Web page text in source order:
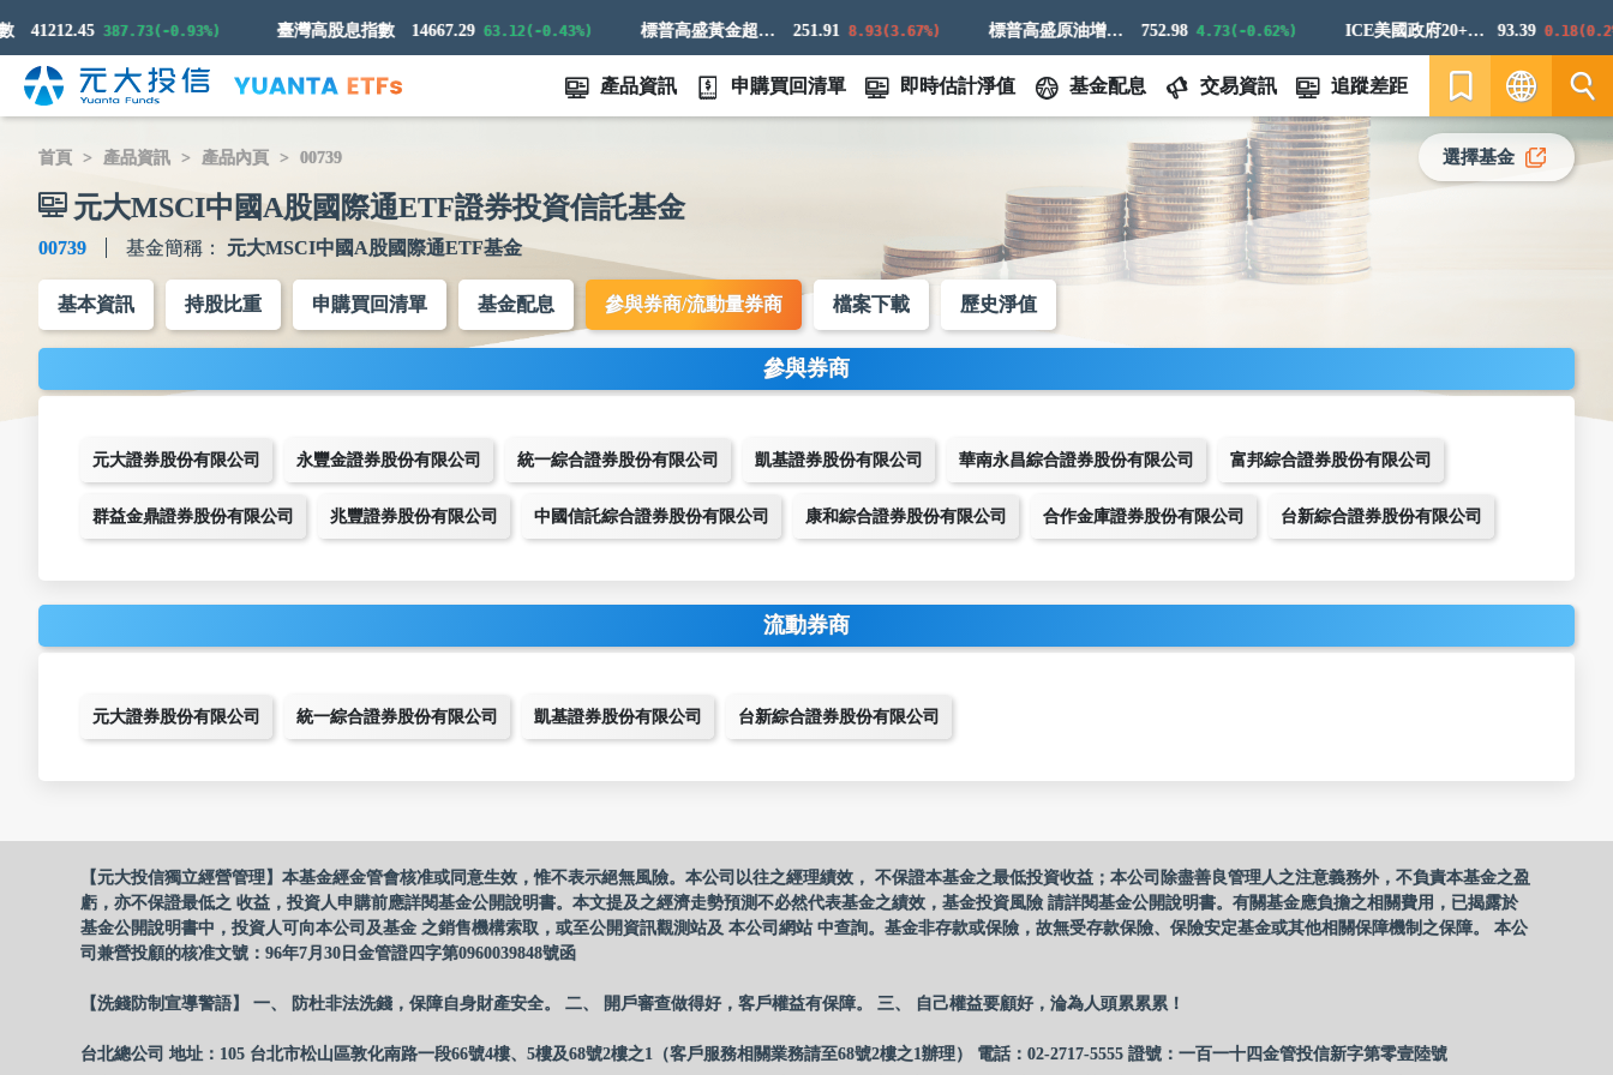
41212.45 387.73(-0.93%) 臺灣高股息指數 14667.29 63.12(-0.43%) 標普高盛黃金超額回報指數 251.91 8.93(3.67%) 標普高盛原油增強超額回報指數 752.98 4.73(-0.62%) ICE美國政府20+年期債券指數 93.39 0.18(0.2%)
產品資訊 申購買回清單 即時估計淨值 基金配息 交易資訊 追蹤差距
繁
首頁 產品資訊 產品內頁 00739
元大MSCI中國A股國際通ETF證券投資信託基金
00739 基金簡稱： 元大MSCI中國A股國際通ETF基金
選擇基金
基本資訊 持股比重 申購買回清單 基金配息 參與券商/流動量券商 檔案下載 歷史淨值
參與券商
元大證券股份有限公司 永豐金證券股份有限公司 統一綜合證券股份有限公司 凱基證券股份有限公司 華南永昌綜合證券股份有限公司 富邦綜合證券股份有限公司
群益金鼎證券股份有限公司 兆豐證券股份有限公司 中國信託綜合證券股份有限公司 康和綜合證券股份有限公司 合作金庫證券股份有限公司 台新綜合證券股份有限公司
流動券商
元大證券股份有限公司 統一綜合證券股份有限公司 凱基證券股份有限公司 台新綜合證券股份有限公司
【元大投信獨立經營管理】本基金經金管會核准或同意生效，惟不表示絕無風險。本公司以往之經理績效， 不保證本基金之最低投資收益；本公司除盡善良管理人之注意義務外，不負責本基金之盈
虧，亦不保證最低之 收益，投資人申購前應詳閱基金公開說明書。本文提及之經濟走勢預測不必然代表基金之績效，基金投資風險 請詳閱基金公開說明書。有關基金應負擔之相關費用，已揭露於
基金公開說明書中，投資人可向本公司及基金 之銷售機構索取，或至公開資訊觀測站及 本公司網站 中查詢。基金非存款或保險，故無受存款保險、保險安定基金或其他相關保障機制之保障。 本公
司兼營投顧的核准文號：96年7月30日金管證四字第0960039848號函
【洗錢防制宣導警語】 一、 防杜非法洗錢，保障自身財產安全。 二、 開戶審查做得好，客戶權益有保障。 三、 自己權益要顧好，淪為人頭累累累！
台北總公司 地址：105 台北市松山區敦化南路一段66號4樓、5樓及68號2樓之1（客戶服務相關業務請至68號2樓之1辦理） 電話：02-2717-5555 證號：一百一十四金管投信新字第零壹陸號